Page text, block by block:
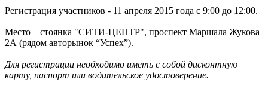
Регистрация участников - 11 апреля 2015 года с 9:00 до 12:00.
Место – стоянка "СИТИ-ЦЕНТР", проспект Маршала Жукова
2А (рядом авторынок “Успех”).
Для регистрации необходимо иметь с собой дисконтную
карту, паспорт или водительское удостоверение.